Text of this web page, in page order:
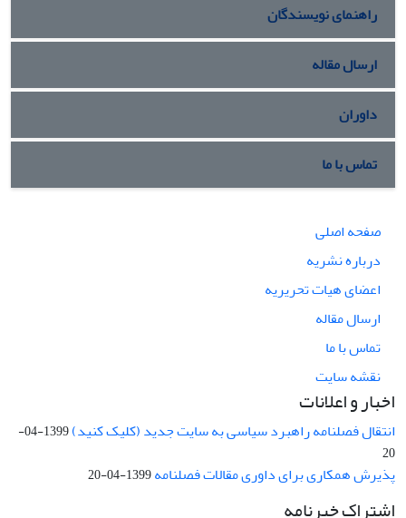
راهنمای نویسندگان
ارسال مقاله
داوران
تماس با ما
صفحه اصلی
درباره نشریه
اعضای هیات تحریریه
ارسال مقاله
تماس با ما
نقشه سایت
اخبار و اعلانات
انتقال فصلنامه راهبرد سیاسی به سایت جدید (کلیک کنید)
1399-04-
20
پذیرش همکاری برای داوری مقالات فصلنامه1399-04-20
اشتراک خبرنامه